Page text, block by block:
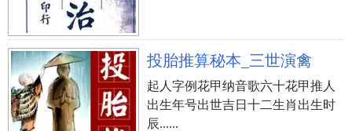
投胎推算秘本_三世演禽
起人字例花甲纳音歌六十花甲推人
出生年号出世吉日十二生肖出生时
辰......